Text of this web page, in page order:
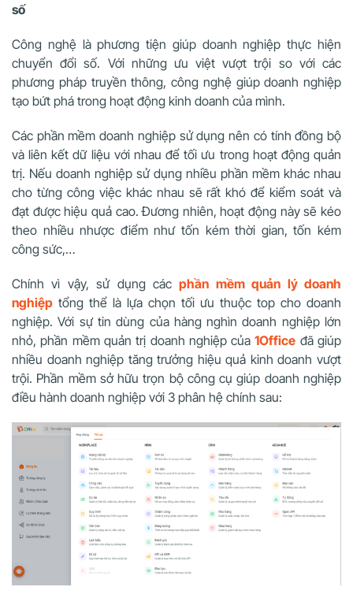
số
Công nghệ là phương tiện giúp doanh nghiệp thực hiện
chuyển đổi số. Với những ưu việt vượt trội so với các
phương pháp truyền thông, công nghệ giúp doanh nghiệp
tạo bứt phá trong hoạt động kinh doanh của mình.
Các phần mềm doanh nghiệp sử dụng nên có tính đồng bộ
và liên kết dữ liệu với nhau để tối ưu trong hoạt động quản
trị. Nếu doanh nghiệp sử dụng nhiều phần mềm khác nhau
cho từng công việc khác nhau sẽ rất khó để kiểm soát và
đạt được hiệu quả cao. Đương nhiên, hoạt động này sẽ kéo
theo nhiều nhược điểm như tốn kém thời gian, tốn kém
công sức,…
Chính vì vậy, sử dụng cácphần mềm quản lý doanh
nghiệp tổng thể là lựa chọn tối ưu thuộc top cho doanh
nghiệp. Với sự tin dùng của hàng nghìn doanh nghiệp lớn
nhỏ, phần mềm quản trị doanh nghiệp của1Office đã giúp
nhiều doanh nghiệp tăng trưởng hiệu quả kinh doanh vượt
trội. Phần mềm sở hữu trọn bộ công cụ giúp doanh nghiệp
điều hành doanh nghiệp với 3 phân hệ chính sau: